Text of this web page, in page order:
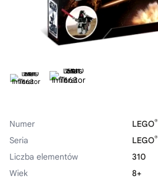
Numer LEGO®
Seria
LEGO®
Liczba elementów
310
Wiek
8+